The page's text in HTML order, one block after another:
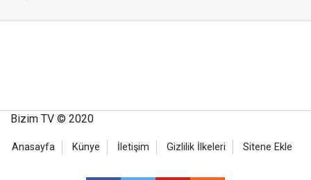
Bizim TV © 2020
Anasayfa Künye İletişim Gizlilik İlkeleri Sitene Ekle